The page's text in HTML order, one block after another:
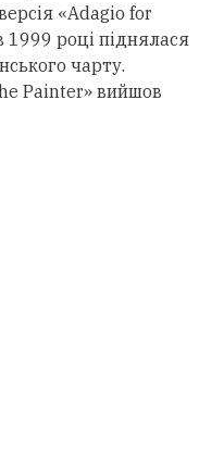
«Adagio for
році піднялася
чарту.
Painter» вийшов